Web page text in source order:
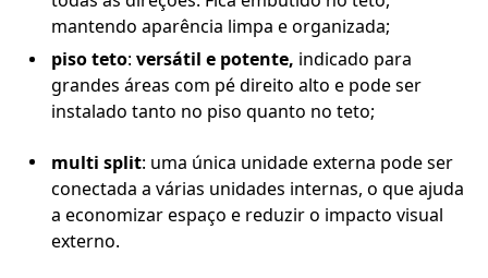
mantendo aparência limpa e organizada;
piso teto: versátil e potente, indicado para
grandes áreas com pé direito alto e pode ser
instalado tanto no piso quanto no teto;
multi split: uma única unidade externa pode ser
conectada a várias unidades internas, o que ajuda
a economizar espaço e reduzir o impacto visual
externo.